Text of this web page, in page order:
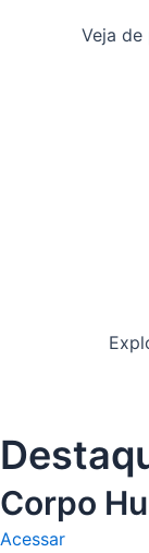
Veja
Corpo
Acessar